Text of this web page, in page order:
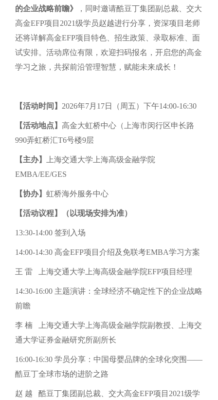
的企业战略前瞻》
，同时邀请酷豆丁集团副总裁、交大
高金EFP项目2021级学员赵越进行分享，资深项目老师
还将详解高金EFP项目特色、招生政策、录取标准、面
试安排。活动席位有限，欢迎扫码报名，开启您的高金
学习之旅，共探前沿管理智慧，赋能未来成长！
【活动时间】 2026年7月17日（周五）下午14:00-16:30
【活动地点】 高金大虹桥中心（上海市闵行区申长路
990弄虹桥汇T6号楼9层
【主办】
上海交通大学上海高级金融学院
EMBA/EE/GES
【协办】 虹桥海外服务中心
【活动议程】（以现场安排为准）
13:30-14:00 签到入场
14:00-14:30 高金EFP项目介绍及免联考EMBA学习方案
王 雷 上海交通大学上海高级金融学院EFP项目经理
14:30-16:00 主题演讲：全球经济不确定性下的企业战略
前瞻
李 楠 上海交通大学上海高级金融学院副教授、上海交
通大学证券金融研究所副所长
16:00-16:30 学员分享：中国母婴品牌的全球化突围——
酷豆丁全球市场的进阶之路
赵 越 酷豆丁集团副总裁、交大高金EFP项目2021级学